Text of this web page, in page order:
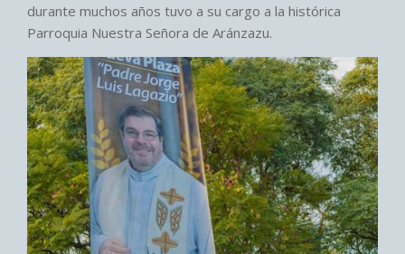
durante muchos años tuvo a su cargo a la histórica
Parroquia Nuestra Señora de Aránzazu.